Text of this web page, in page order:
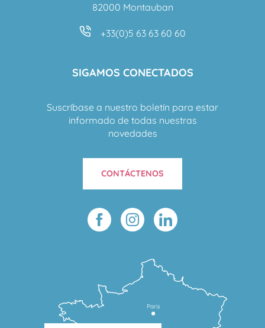
82000 Montauban
+33(0)5 63 63 60 60
SIGAMOS CONECTADOS
Suscríbase a nuestro boletín para estar
informado de todas nuestras
novedades
CONTÁCTENOS
Paris